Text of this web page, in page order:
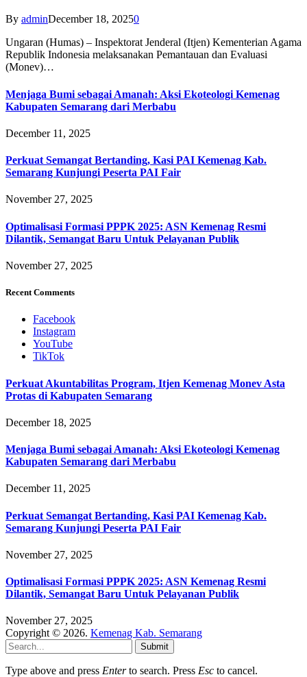
By adminDecember 18, 20250
Ungaran (Humas) – Inspektorat Jenderal (Itjen) Kementerian Agama
Republik Indonesia melaksanakan Pemantauan dan Evaluasi
(Monev)…
Menjaga Bumi sebagai Amanah: Aksi Ekoteologi Kemenag
Kabupaten Semarang dari Merbabu
December 11, 2025
Perkuat Semangat Bertanding, Kasi PAI Kemenag Kab.
Semarang Kunjungi Peserta PAI Fair
November 27, 2025
Optimalisasi Formasi PPPK 2025: ASN Kemenag Resmi
Dilantik, Semangat Baru Untuk Pelayanan Publik
November 27, 2025
Recent Comments
Facebook
Instagram
YouTube
TikTok
Perkuat Akuntabilitas Program, Itjen Kemenag Monev Asta
Protas di Kabupaten Semarang
December 18, 2025
Menjaga Bumi sebagai Amanah: Aksi Ekoteologi Kemenag
Kabupaten Semarang dari Merbabu
December 11, 2025
Perkuat Semangat Bertanding, Kasi PAI Kemenag Kab.
Semarang Kunjungi Peserta PAI Fair
November 27, 2025
Optimalisasi Formasi PPPK 2025: ASN Kemenag Resmi
Dilantik, Semangat Baru Untuk Pelayanan Publik
November 27, 2025
Copyright © 2026. Kemenag Kab. Semarang
Submit
Type above and press Enterto search. Press Esc to cancel.